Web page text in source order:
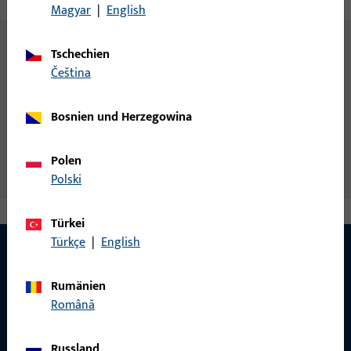
Inhalt
Senkschraube DIN 965-M6x110-4,8-H
KONTAKT
Magyar | English
Tschechien
čeština
Bosnien und Herzegowina
Polen
Polski
Türkei
Türkçe | English
Rumänien
Română